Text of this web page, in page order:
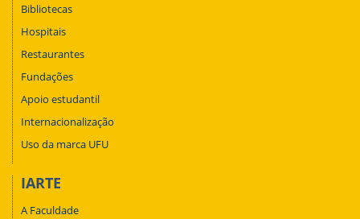
Bibliotecas
Hospitais
Restaurantes
Fundações
Apoio estudantil
Internacionalização
Uso da marca UFU
IARTE
A Faculdade